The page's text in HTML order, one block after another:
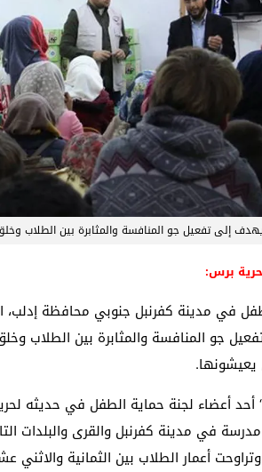
يهدف إلى تفعيل جو المنافسة والمثابرة بين
برس:
في مدينة كفرنبل جنوبي محافظة إدلب،
جو المنافسة والمثابرة بين الطلاب
يعيشونها.
طالب وطالبة من 14 مدرسة في مدينة كفرنبل والقرى
أعمار الطلاب بين الثمانية والاثني